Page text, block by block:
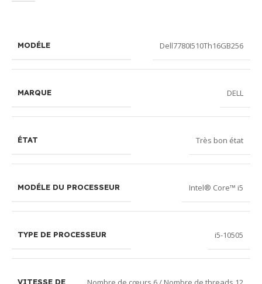
MODÉLE Dell7780I510Th16GB256
MARQUE DELL
ÉTAT Très bon état
MODÉLE DU PROCESSEUR Intel® Core™ i5
TYPE DE PROCESSEUR i5-10505
VITESSE DE